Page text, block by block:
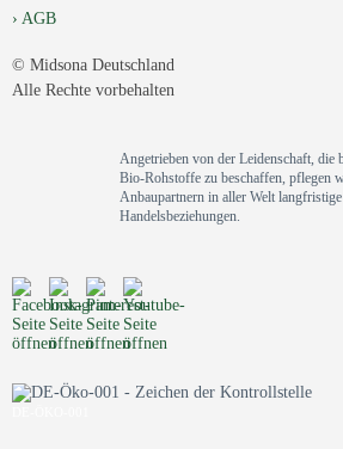
AGB
© Midsona Deutschland
Alle Rechte vorbehalten
Angetrieben von der Leidenschaft, die
Bio-Rohstoffe zu beschaffen, pflegen
Anbaupartnern in aller Welt
Handelsbeziehungen.